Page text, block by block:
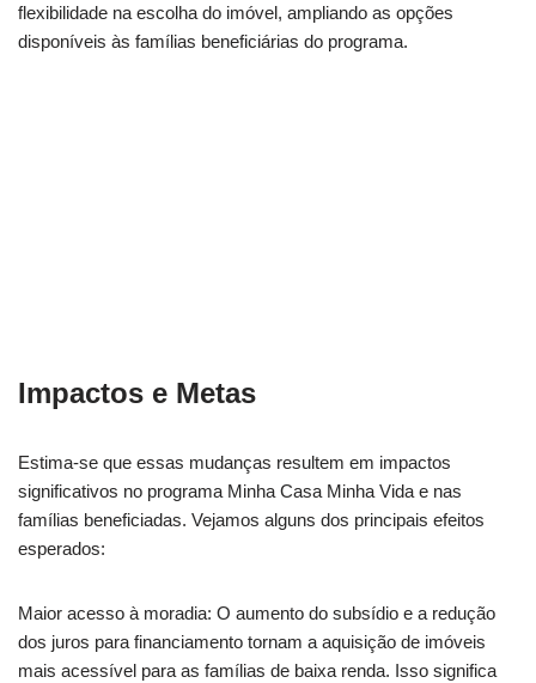
flexibilidade na escolha do imóvel, ampliando as opções
disponíveis às famílias beneficiárias do programa.
Impactos e Metas
Estima-se que essas mudanças resultem em impactos
significativos no programa Minha Casa Minha Vida e nas
famílias beneficiadas. Vejamos alguns dos principais efeitos
esperados:
Maior acesso à moradia: O aumento do subsídio e a redução
dos juros para financiamento tornam a aquisição de imóveis
mais acessível para as famílias de baixa renda. Isso significa